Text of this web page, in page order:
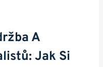
A
Jak Si